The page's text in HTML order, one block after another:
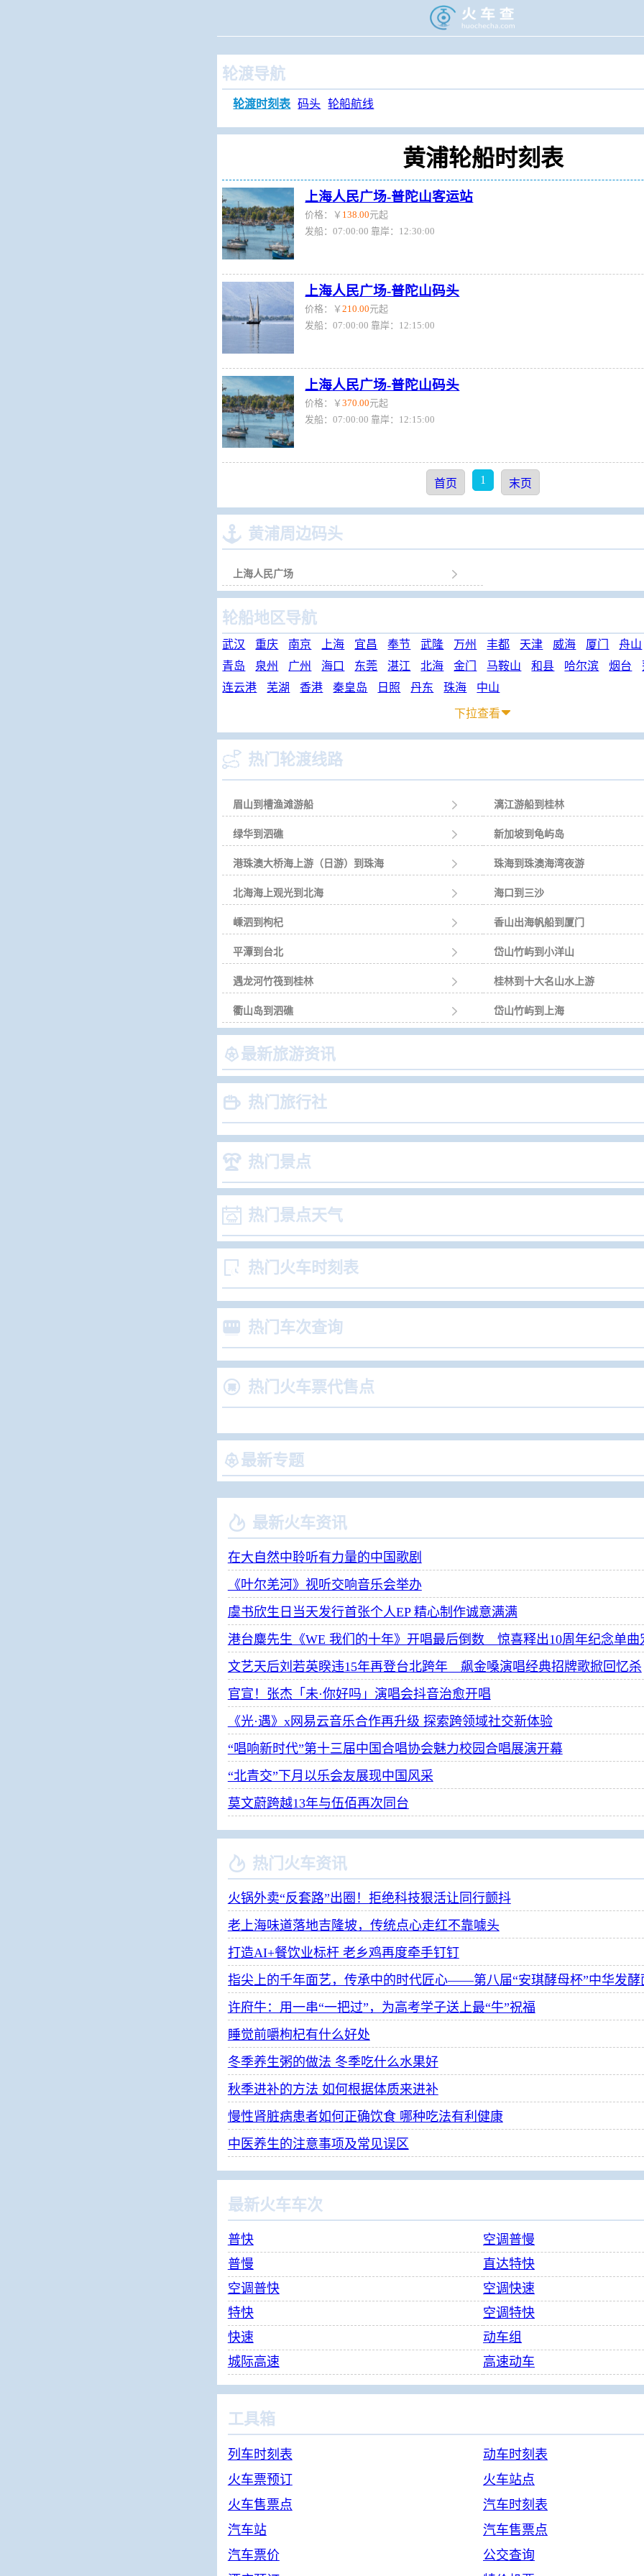
轮渡导航
轮渡时刻表 码头 轮船航线
黄浦轮船时刻表
上海人民广场-普陀山客运站
价格：￥ 138.00元起
发船：07:00:00 靠岸：12:30:00
上海人民广场-普陀山码头
价格：￥210.00元起
发船：07:00:00 靠岸：12:15:00
上海人民广场-普陀山码头
价格：￥370.00元起
发船：07:00:00 靠岸：12:15:00
首页 1 末页
 黄浦周边码头
上海人民广场 
轮船地区导航
武汉 重庆 南京 上海 宜昌 奉节 武隆 万州 丰都 天津 威海 厦门
舟山
青岛
泉州 广州 海口 东莞 湛江 北海 金门 马鞍山 和县 哈尔滨 烟台
连云港
芜湖 香港 秦皇岛 日照 丹东 珠海 中山
下拉查看
 热门轮渡线路
眉山到槽渔滩游船  漓江游船到桂林
绿华到泗礁  新加坡到龟屿岛
港珠澳大桥海上游（日游）到珠海  珠海到珠澳海湾夜游
北海海上观光到北海  海口到三沙
嵊泗到枸杞  香山出海帆船到厦门
平潭到台北  岱山竹屿到小洋山
遇龙河竹筏到桂林  桂林到十大名山水上游
衢山岛到泗礁  岱山竹屿到上海
最新旅游资讯
 热门旅行社
 热门景点
 热门景点天气
 热门火车时刻表
 热门车次查询
 热门火车票代售点
最新专题
 最新火车资讯
在大自然中聆听有力量的中国歌剧
《叶尔羌河》视听交响音乐会举办
虞书欣生日当天发行首张个人EP 精心制作诚意满满
港台麋先生《WE 我们的十年》开唱最后倒数 惊喜释出10周年纪念单曲
文艺天后刘若英睽违15年再登台北跨年 飙金嗓演唱经典招牌歌掀回忆杀
官宣！张杰「未·你好吗」演唱会抖音治愈开唱
《光·遇》x网易云音乐合作再升级 探索跨领域社交新体验
“唱响新时代”第十三届中国合唱协会魅力校园合唱展演开幕
“北青交”下月以乐会友展现中国风采
莫文蔚跨越13年与伍佰再次同台
 热门火车资讯
火锅外卖“反套路”出圈！拒绝科技狠活让同行颤抖
老上海味道落地吉隆坡，传统点心走红不靠噱头
打造AI+餐饮业标杆 老乡鸡再度牵手钉钉
许府牛：用一串“一把过”，为高考学子送上最“牛”祝福
睡觉前嚼枸杞有什么好处
冬季养生粥的做法 冬季吃什么水果好
秋季进补的方法 如何根据体质来进补
慢性肾脏病患者如何正确饮食 哪种吃法有利健康
中医养生的注意事项及常见误区
最新火车车次
普快
空调普慢
普慢
直达特快
空调普快
空调快速
特快
空调特快
快速
动车组
城际高速
高速动车
工具箱
列车时刻表
动车时刻表
火车票预订
火车站点
火车售票点
汽车时刻表
汽车站
汽车售票点
汽车票价
公交查询